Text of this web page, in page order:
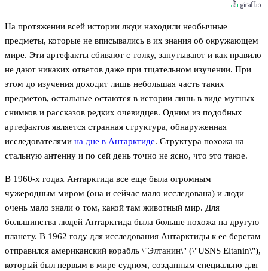
На протяжении всей истории люди находили необычные
предметы, которые не вписывались в их знания об окружающем
мире. Эти артефакты сбивают с толку, запутывают и как правило
не дают никаких ответов даже при тщательном изучении. При
этом до изучения доходит лишь небольшая часть таких
предметов, остальные остаются в истории лишь в виде мутных
снимков и рассказов редких очевидцев. Одним из подобных
артефактов является странная структура, обнаруженная
исследователями на дне в Антарктиде. Структура похожа на
стальную антенну и по сей день точно не ясно, что это такое.
В 1960-х годах Антарктида все еще была огромным
чужеродным миром (она и сейчас мало исследована) и люди
очень мало знали о том, какой там животный мир. Для
большинства людей Антарктида была больше похожа на другую
планету. В 1962 году для исследования Антарктиды к ее берегам
отправился американский корабль \"Элтанин\" (\"USNS Eltanin\"),
который был первым в мире судном, созданным специально для